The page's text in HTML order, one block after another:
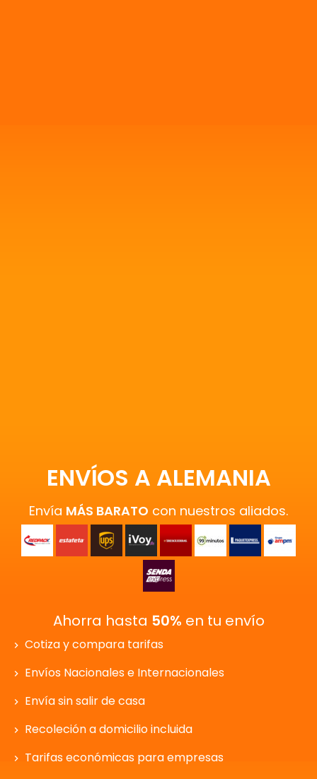
ENVÍOS A ALEMANIA
Envía MÁS BARATO con nuestros aliados.
Ahorra hasta 50% en tu envío
Cotiza y compara tarifas
Envíos Nacionales e Internacionales
Envía sin salir de casa
Recoleción a domicilio incluida
Tarifas económicas para empresas